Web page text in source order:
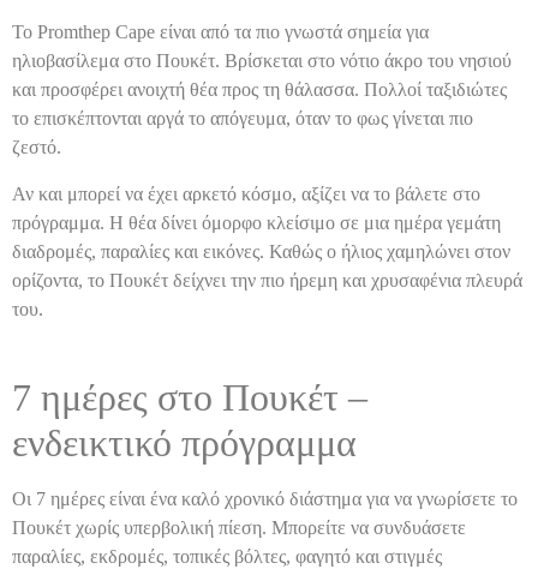
Το Promthep Cape είναι από τα πιο γνωστά σημεία για
ηλιοβασίλεμα στο Πουκέτ. Βρίσκεται στο νότιο άκρο του νησιού
και προσφέρει ανοιχτή θέα προς τη θάλασσα. Πολλοί ταξιδιώτες
το επισκέπτονται αργά το απόγευμα, όταν το φως γίνεται πιο
ζεστό.
Αν και μπορεί να έχει αρκετό κόσμο, αξίζει να το βάλετε στο
πρόγραμμα. Η θέα δίνει όμορφο κλείσιμο σε μια ημέρα γεμάτη
διαδρομές, παραλίες και εικόνες. Καθώς ο ήλιος χαμηλώνει στον
ορίζοντα, το Πουκέτ δείχνει την πιο ήρεμη και χρυσαφένια πλευρά
του.
7 ημέρες στο Πουκέτ –
ενδεικτικό πρόγραμμα
Οι 7 ημέρες είναι ένα καλό χρονικό διάστημα για να γνωρίσετε το
Πουκέτ χωρίς υπερβολική πίεση. Μπορείτε να συνδυάσετε
παραλίες, εκδρομές, τοπικές βόλτες, φαγητό και στιγμές